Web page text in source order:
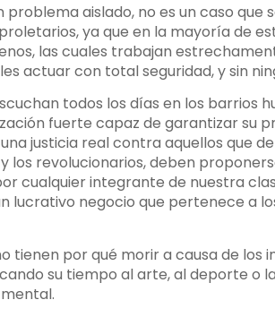
problema aislado, no es un caso que
ya que en la mayoría de
las cuales trabajan
actuar con total seguridad, y sin
todos los días en los barrios
fuerte capaz de garantizar su
justicia real contra aquellos que
los revolucionarios, deben
cualquier integrante de nuestra
lucrativo negocio que pertenece a
tienen por qué morir a causa de los
su tiempo al arte, al deporte o